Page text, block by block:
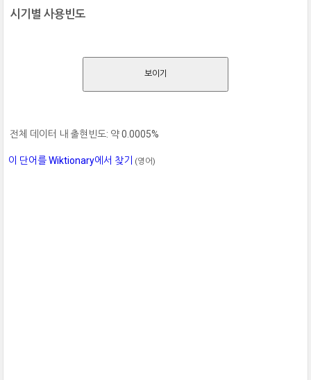
시기별 사용빈도
보이기
전체 데이터 내 출현빈도: 약 0.0005%
이 단어를 Wiktionary에서 찾기 (영어)